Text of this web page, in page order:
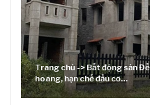
Lãi suất neo cao và